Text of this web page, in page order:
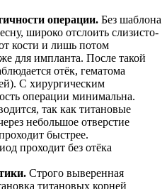
операции. Без шаблона
широко отслоить слизисто-
кости и лишь потом
для импланта. После такой
отёк, гематома
С хирургическим
операции минимальна.
так как титановые
небольшое отверстие
быстрее.
проходит без отёка
Строго выверенная
титановых корней